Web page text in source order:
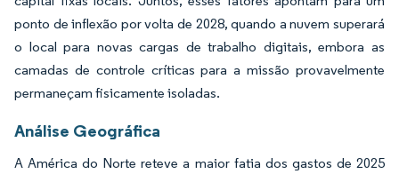
ponto de inflexão por volta de 2028, quando a nuvem superará
o local para novas cargas de trabalho digitais, embora as
camadas de controle críticas para a missão provavelmente
permaneçam fisicamente isoladas.
Análise Geográfica
A América do Norte reteve a maior fatia dos gastos de 2025